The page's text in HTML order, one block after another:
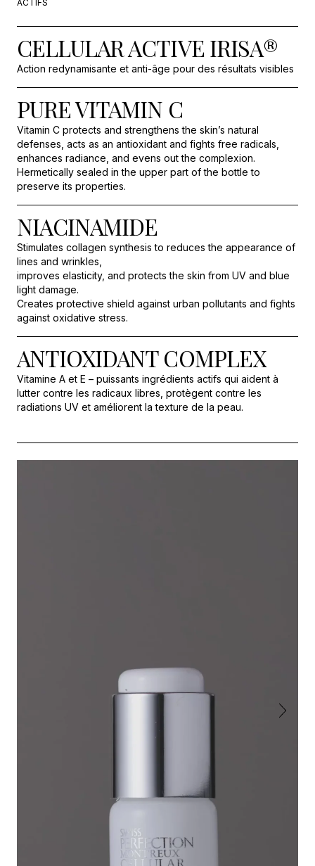
ACTIFS
CELLULAR ACTIVE IRISA®
Action redynamisante et anti-âge pour des résultats visibles
PURE VITAMIN C
Vitamin C protects and strengthens the skin’s natural
defenses, acts as an antioxidant and fights free radicals,
enhances radiance, and evens out the complexion.
Hermetically sealed in the upper part of the bottle to
preserve its properties.
NIACINAMIDE
Stimulates collagen synthesis to reduces the appearance of
lines and wrinkles,
improves elasticity, and protects the skin from UV and blue
light damage.
Creates protective shield against urban pollutants and fights
against oxidative stress.
ANTIOXIDANT COMPLEX
Vitamine A et E – puissants ingrédients actifs qui aident à
lutter contre les radicaux libres, protègent contre les
radiations UV et améliorent la texture de la peau.